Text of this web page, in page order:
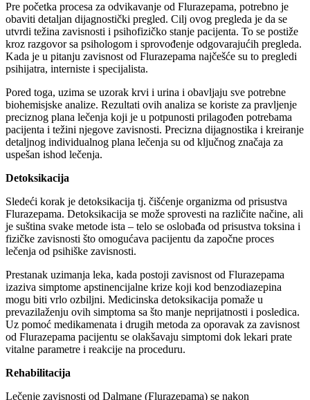
Pre početka procesa za odvikavanje od Flurazepama, potrebno je
obaviti detaljan dijagnostički pregled. Cilj ovog pregleda je da se
utvrdi težina zavisnosti i psihofizičko stanje pacijenta. To se postiže
kroz razgovor sa psihologom i sprovođenje odgovarajućih pregleda.
Kada je u pitanju zavisnost od Flurazepama najčešće su to pregledi
psihijatra, interniste i specijalista.
Pored toga, uzima se uzorak krvi i urina i obavljaju sve potrebne
biohemisjske analize. Rezultati ovih analiza se koriste za pravljenje
preciznog plana lečenja koji je u potpunosti prilagođen potrebama
pacijenta i težini njegove zavisnosti. Precizna dijagnostika i kreiranje
detaljnog individualnog plana lečenja su od ključnog značaja za
uspešan ishod lečenja.
Detoksikacija
Sledeći korak je detoksikacija tj. čišćenje organizma od prisustva
Flurazepama. Detoksikacija se može sprovesti na različite načine, ali
je suština svake metode ista – telo se oslobađa od prisustva toksina i
fizičke zavisnosti što omogućava pacijentu da započne proces
lečenja od psihiške zavisnosti.
Prestanak uzimanja leka, kada postoji zavisnost od Flurazepama
izaziva simptome apstinencijalne krize koji kod benzodiazepina
mogu biti vrlo ozbiljni. Medicinska detoksikacija pomaže u
prevazilaženju ovih simptoma sa što manje neprijatnosti i posledica.
Uz pomoć medikamenata i drugih metoda za oporavak za zavisnost
od Flurazepama pacijentu se olakšavaju simptomi dok lekari prate
vitalne parametre i reakcije na proceduru.
Rehabilitacija
Lečenje zavisnosti od Dalmane (Flurazepama) se nakon